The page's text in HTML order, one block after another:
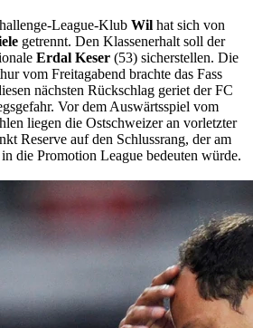
League-Klub Wil hat sich von
getrennt. Den Klassenerhalt soll der
Erdal Keser (53) sicherstellen. Die
vom Freitagabend brachte das Fass
nächsten Rückschlag geriet der FC
Vor dem Auswärtsspiel vom
liegen die Ostschweizer an vorletzter
Reserve auf den Schlussrang, der am
die Promotion League bedeuten würde.